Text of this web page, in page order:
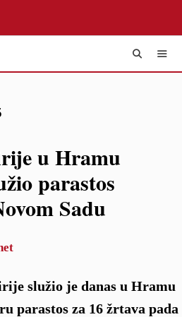
u Hramu
parastos
Sadu
služio je danas u Hramu
parastos za 16 žrtava pada